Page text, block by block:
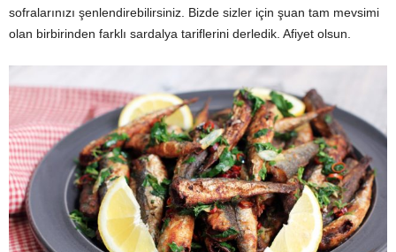
sofralarınızı şenlendirebilirsiniz. Bizde sizler için şuan tam mevsimi
olan birbirinden farklı sardalya tariflerini derledik. Afiyet olsun.